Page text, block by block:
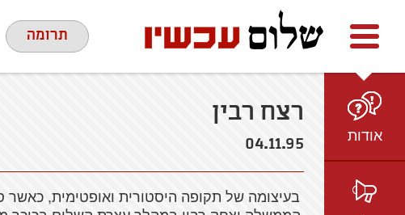
תרומה Facebookyoutube twitter
אודות
הצוות
רצח רבין
04.11.95
בעיצומה של תקופה היסטורית ואופטימית,